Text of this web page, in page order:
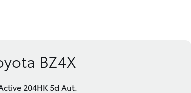
BZ4X
204HK 5d Aut.